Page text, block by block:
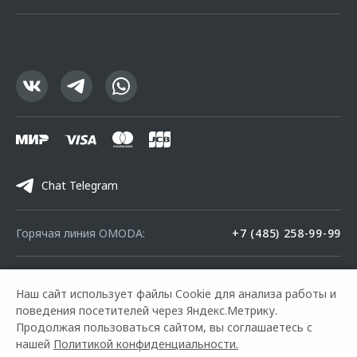
Chat Telegram
Горячая линия OMODA: +7 (485) 258-99-99
Архивные модели
Контакты
Правовая информация
Наш сайт использует файлы Cookie для анализа работы и
поведения посетителей через Яндекс.Метрику.
Продолжая пользоваться сайтом, вы соглашаетесь с
нашей Политикой конфиденциальности.